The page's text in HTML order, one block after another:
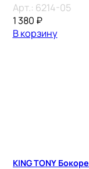
Арт.: 6214-05
1 380 ₽
В корзину
KING TONY